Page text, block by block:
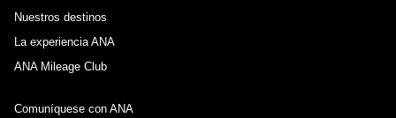
Nuestros destinos
La experiencia ANA
ANA Mileage Club
Comuníquese con ANA